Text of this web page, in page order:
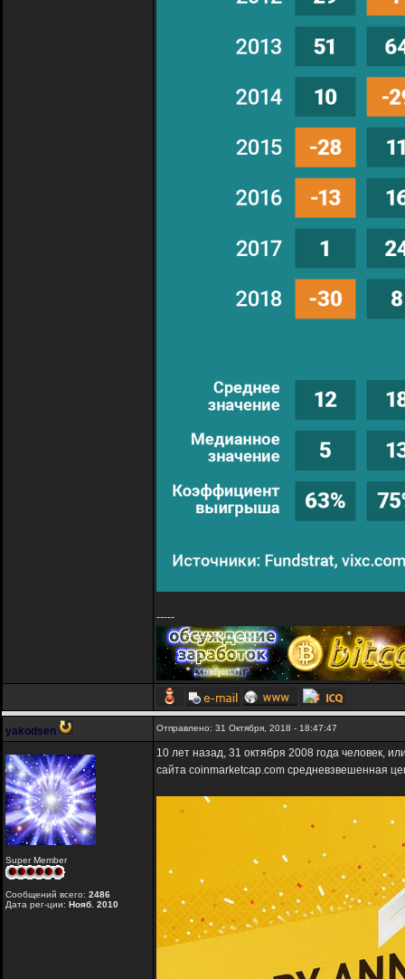
-----
yakodsen Отправлено: 31 Октября, 2018 - 18:47:47
Super Member
Сообщений всего: 2486
Дата рег-ции: Нояб. 2010
10 лет назад, 31 октября 2008 года человек,
сайта coinmarketcap.com средневзвешенная